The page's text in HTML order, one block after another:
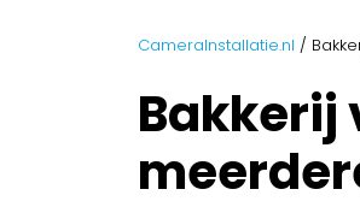
CameraInstallatie.nl /
Bakkerij